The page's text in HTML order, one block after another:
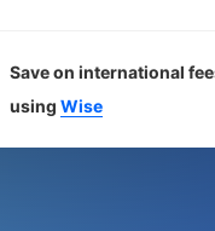
Save on international
using Wise